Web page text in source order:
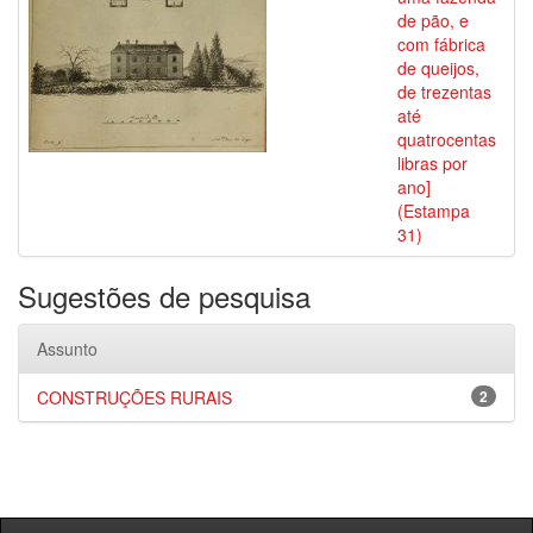
de pão, e
com fábrica
de queijos,
de trezentas
até
quatrocentas
libras por
ano]
(Estampa
31)
Sugestões de pesquisa
Assunto
2
CONSTRUÇÕES RURAIS